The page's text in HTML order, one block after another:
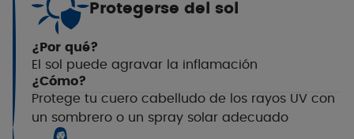
Protegerse del sol
¿Por qué?
El sol puede agravar la inflamación
¿Cómo?
Protege tu cuero cabelludo de los rayos UV con
un sombrero o un spray solar adecuado